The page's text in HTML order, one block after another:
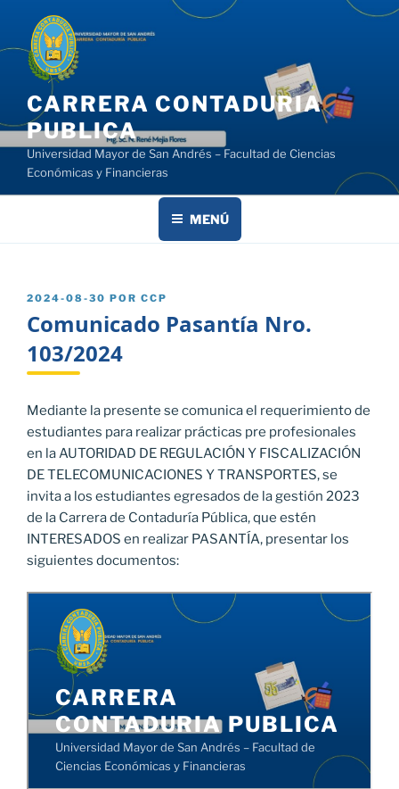
contenido
CARRERA CONTADURIA
PUBLICA
Universidad Mayor de San Andrés – Facultad de Ciencias
Económicas y Financieras
MENÚ
PUBLICADO
2024-08-30 POR CCP
Comunicado Pasantía Nro.
103/2024
Mediante la presente se comunica el requerimiento de
estudiantes para realizar prácticas pre profesionales
en la AUTORIDAD DE REGULACIÓN Y FISCALIZACIÓN
DE TELECOMUNICACIONES Y TRANSPORTES, se
invita a los estudiantes egresados de la gestión 2023
de la Carrera de Contaduría Pública, que estén
INTERESADOS en realizar PASANTÍA, presentar los
siguientes documentos: